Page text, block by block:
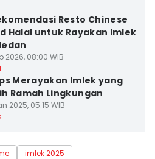
Resto Chinese
Halal untuk Rayakan Imlek
2026, 08:00 WIB
Merayakan Imlek yang
Ramah Lingkungan
2025, 05:15 WIB
imlek 2025